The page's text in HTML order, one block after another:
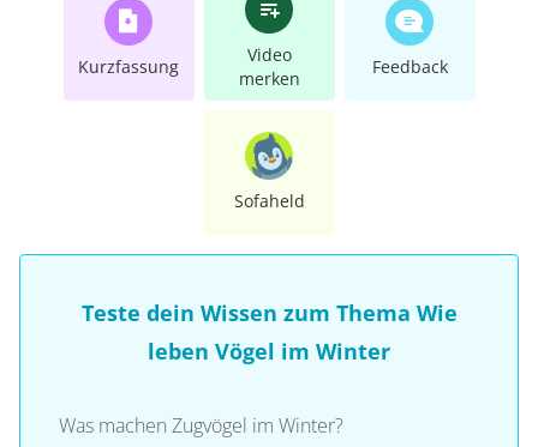
Kurzfassung
Video
merken
Feedback
Sofaheld
Teste dein Wissen zum Thema Wie
leben Vögel im Winter
Was machen Zugvögel im Winter?